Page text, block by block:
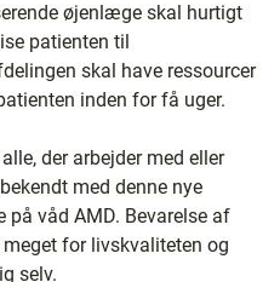
øjenlæge skal hurtigt
patienten til
skal have ressourcer
inden for få uger.
der arbejder med eller
med denne nye
våd AMD. Bevarelse af
for livskvaliteten og
selv.